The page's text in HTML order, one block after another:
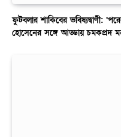
ফুটবলার শাকিবের ভবিষ্যদ্বাণী:
হোসেনের সঙ্গে আড্ডায় চমকপ্রদ